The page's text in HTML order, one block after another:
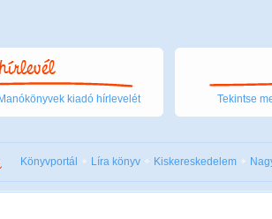
kiadó hírlevelét Tekintse
Könyvportál Líra könyv Kiskereskedelem